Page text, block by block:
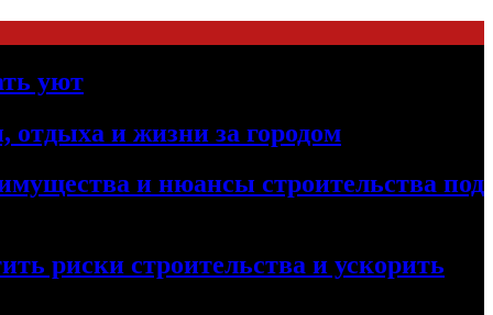
уют
отдыха и жизни за городом
и нюансы строительства под
риски строительства и ускорить